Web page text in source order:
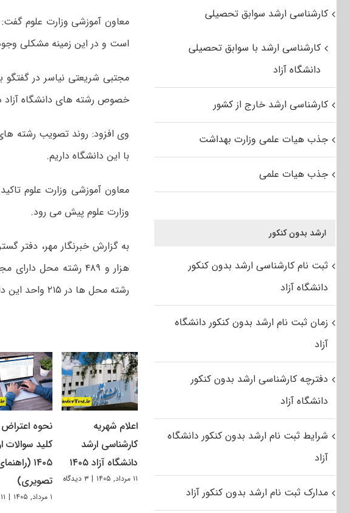
معاون آموزشی وزارت علوم
است و در این زمینه مشکلی
مجتبی شریعتی نیاسر در گفتگو
خصوص رشته های دانشگاه آزاد
وی افزود: روند تصویب رشته
با این دانشگاه داریم.
معاون آموزشی وزارت علوم
وزارت علوم پیش می رود.
هزار و ۴۸۹ رشته محل
رشته محل ها در ۲۱۵ واحد این دانشگاه دایر هستند.
اعلام شهریه
کارشناسی ارشد
دانشگاه آزاد ۱۴۰۵
۱۱ مرداد, ۱۴۰۵ | ۳ دیدگاه
نحوه
کلید سوالات
۱۴۰۵
تصویری)
۱ مرداد, ۱۴۰۵ | ۱۱ دیدگاه
کارشناسی ارشد سوابق تحصیلی
کارشناسی ارشد با سوابق تحصیلی
دانشگاه آزاد
کارشناسی ارشد خارج از کشور
جذب هیات علمی وزارت بهداشت
جذب هیات علمی
ارشد بدون کنکور
ثبت نام کارشناسی ارشد بدون کنکور
دانشگاه آزاد
زمان ثبت نام ارشد بدون کنکور دانشگاه
آزاد
دفترچه کارشناسی ارشد بدون کنکور
دانشگاه آزاد
شرایط ثبت نام ارشد بدون کنکور دانشگاه
آزاد
مدارک ثبت نام ارشد بدون کنکور آزاد